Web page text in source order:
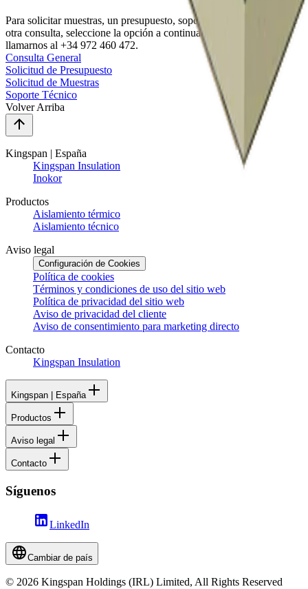
Para solicitar muestras, un presupuesto, soporte técnico, o cualquier
otra consulta, seleccione la opción a continuación. También puede
llamarnos al +34 972 460 472.
Consulta General
Solicitud de Presupuesto
Solicitud de Muestras
Soporte Técnico
Volver Arriba
Kingspan | España
Kingspan Insulation
Inokor
Productos
Aislamiento térmico
Aislamiento técnico
Aviso legal
Configuración de Cookies
Política de cookies
Términos y condiciones de uso del sitio web
Política de privacidad del sitio web
Aviso de privacidad del cliente
Aviso de consentimiento para marketing directo
Contacto
Kingspan Insulation
Kingspan | España
Productos
Aviso legal
Contacto
Síguenos
LinkedIn
Cambiar de país
© 2026 Kingspan Holdings (IRL) Limited, All Rights Reserved